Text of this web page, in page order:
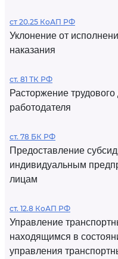
ст 20.25 КоАП РФ
Уклонение от
наказания
ст. 81 ТК РФ
Расторжение
работодателя
ст. 78 БК РФ
Предоставление
индивидуальным
лицам
ст. 12.8 КоАП РФ
Управление
находящимся в
управления